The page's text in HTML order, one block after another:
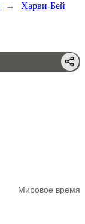
→ Харви-Бей
Мировое время